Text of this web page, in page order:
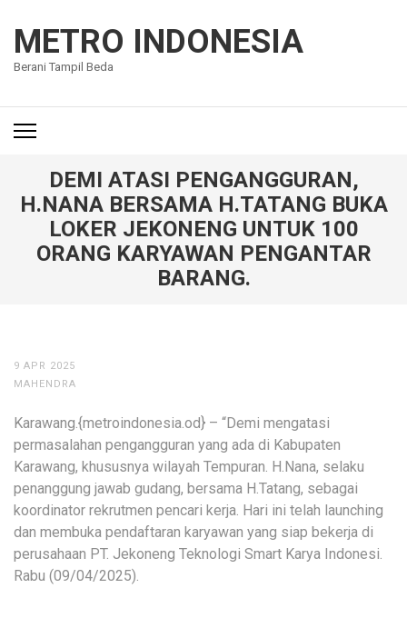
konten
(Tekan
METRO INDONESIA
Berani Tampil Beda
DEMI ATASI PENGANGGURAN,
H.NANA BERSAMA H.TATANG BUKA
LOKER JEKONENG UNTUK 100
ORANG KARYAWAN PENGANTAR
BARANG.
9 APR 2025
MAHENDRA
Karawang.{metroindonesia.od} – “Demi mengatasi
permasalahan pengangguran yang ada di Kabupaten
Karawang, khususnya wilayah Tempuran. H.Nana, selaku
penanggung jawab gudang, bersama H.Tatang, sebagai
koordinator rekrutmen pencari kerja. Hari ini telah launching
dan membuka pendaftaran karyawan yang siap bekerja di
perusahaan PT. Jekoneng Teknologi Smart Karya Indonesi.
Rabu (09/04/2025).